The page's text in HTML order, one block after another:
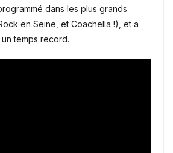
dans les plus grands
en Seine, et Coachella !), et a
un temps record.